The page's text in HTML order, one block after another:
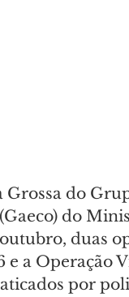
do
do
duas
e a Operação
por